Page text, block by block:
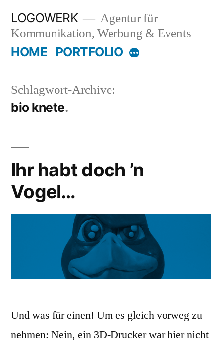
Inhalt
springen
LOGOWERK
Agentur für
Kommunikation, Werbung & Events
HOME PORTFOLIO Mehr
Schlagwort-Archive:
bio knete
Ihr habt doch ’n
Vogel…
Und was für einen! Um es gleich vorweg zu
nehmen: Nein, ein 3D-Drucker war hier nicht